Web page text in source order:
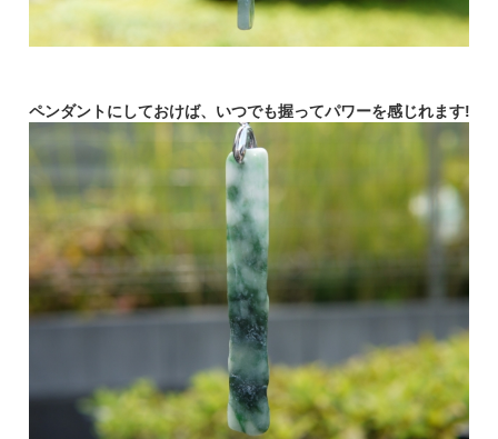
ペンダントにしておけば、いつでも握ってパワーを感じれます!